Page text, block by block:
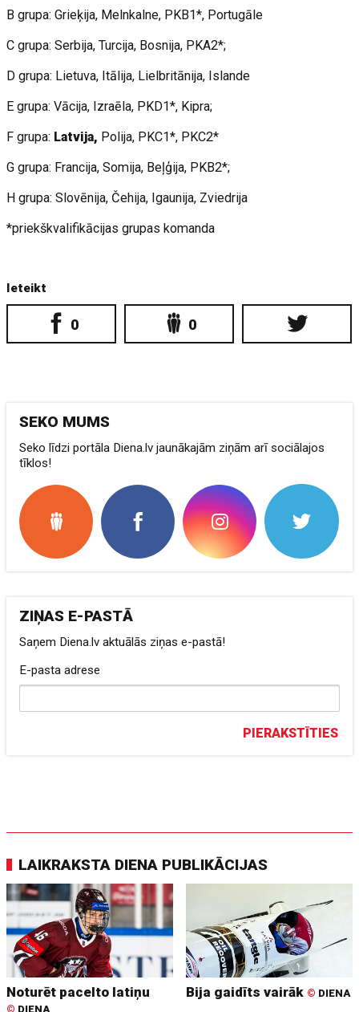
B grupa: Grieķija, Melnkalne, PKB1*, Portugāle
C grupa: Serbija, Turcija, Bosnija, PKA2*;
D grupa: Lietuva, Itālija, Lielbritānija, Islande
E grupa: Vācija, Izraēla, PKD1*, Kipra;
F grupa: Latvija, Polija, PKC1*, PKC2*
G grupa: Francija, Somija, Beļģija, PKB2*;
H grupa: Slovēnija, Čehija, Igaunija, Zviedrija
*priekškvalifikācijas grupas komanda
Ieteikt
0 0
SEKO MUMS
Seko līdzi portāla Diena.lv jaunākajām ziņām arī sociālajos
tīklos!
ZIŅAS E-PASTĀ
Saņem Diena.lv aktuālās ziņas e-pastā!
E-pasta adrese
PIERAKSTĪTIES
LAIKRAKSTA DIENA PUBLIKĀCIJAS
Noturēt pacelto latiņu
© DIENA
Bija gaidīts vairāk © DIENA